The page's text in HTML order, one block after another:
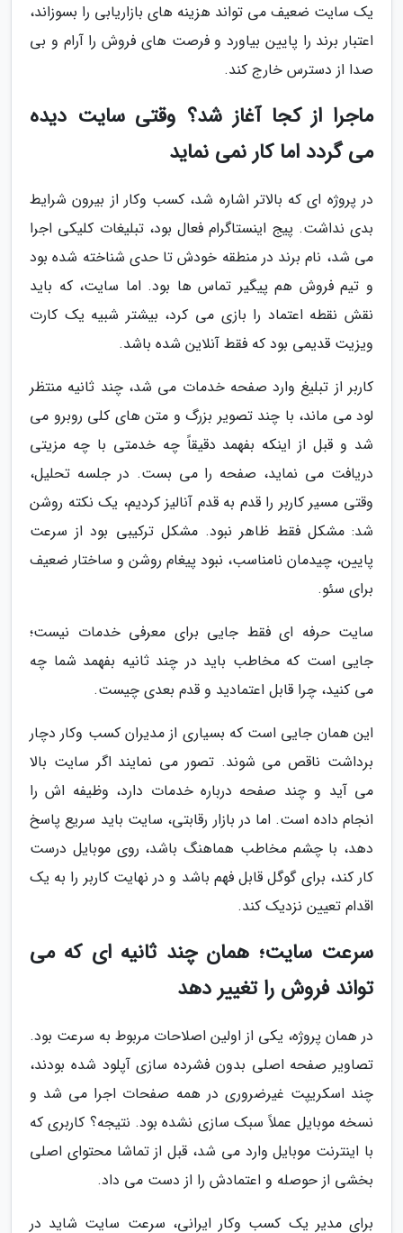
یک سایت ضعیف می تواند هزینه های بازاریابی را بسوزاند،
اعتبار برند را پایین بیاورد و فرصت های فروش را آرام و بی
صدا از دسترس خارج کند.
ماجرا از کجا آغاز شد؟ وقتی سایت دیده
می گردد اما کار نمی نماید
در پروژه ای که بالاتر اشاره شد، کسب وکار از بیرون شرایط
بدی نداشت. پیج اینستاگرام فعال بود، تبلیغات کلیکی اجرا
می شد، نام برند در منطقه خودش تا حدی شناخته شده بود
و تیم فروش هم پیگیر تماس ها بود. اما سایت، که باید
نقش نقطه اعتماد را بازی می کرد، بیشتر شبیه یک کارت
ویزیت قدیمی بود که فقط آنلاین شده باشد.
کاربر از تبلیغ وارد صفحه خدمات می شد، چند ثانیه منتظر
لود می ماند، با چند تصویر بزرگ و متن های کلی روبرو می
شد و قبل از اینکه بفهمد دقیقاً چه خدمتی با چه مزیتی
دریافت می نماید، صفحه را می بست. در جلسه تحلیل،
وقتی مسیر کاربر را قدم به قدم آنالیز کردیم، یک نکته روشن
شد: مشکل فقط ظاهر نبود. مشکل ترکیبی بود از سرعت
پایین، چیدمان نامناسب، نبود پیغام روشن و ساختار ضعیف
برای سئو.
سایت حرفه ای فقط جایی برای معرفی خدمات نیست؛
جایی است که مخاطب باید در چند ثانیه بفهمد شما چه
می کنید، چرا قابل اعتمادید و قدم بعدی چیست.
این همان جایی است که بسیاری از مدیران کسب وکار دچار
برداشت ناقص می شوند. تصور می نمایند اگر سایت بالا
می آید و چند صفحه درباره خدمات دارد، وظیفه اش را
انجام داده است. اما در بازار رقابتی، سایت باید سریع پاسخ
دهد، با چشم مخاطب هماهنگ باشد، روی موبایل درست
کار کند، برای گوگل قابل فهم باشد و در نهایت کاربر را به یک
اقدام تعیین نزدیک کند.
سرعت سایت؛ همان چند ثانیه ای که می
تواند فروش را تغییر دهد
در همان پروژه، یکی از اولین اصلاحات مربوط به سرعت بود.
تصاویر صفحه اصلی بدون فشرده سازی آپلود شده بودند،
چند اسکریپت غیرضروری در همه صفحات اجرا می شد و
نسخه موبایل عملاً سبک سازی نشده بود. نتیجه؟ کاربری که
با اینترنت موبایل وارد می شد، قبل از تماشا محتوای اصلی
بخشی از حوصله و اعتمادش را از دست می داد.
برای مدیر یک کسب وکار ایرانی، سرعت سایت شاید در